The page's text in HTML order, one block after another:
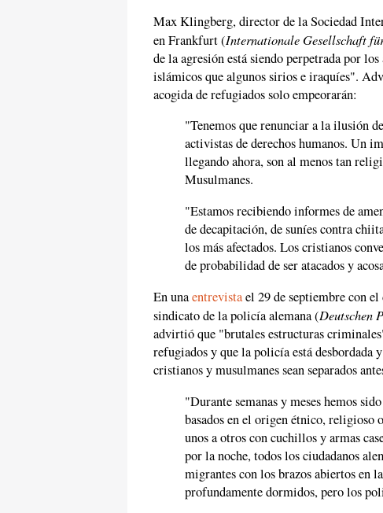
Max Klingberg, director de la Sociedad
en Frankfurt (Internationale Gesellschaft
de la agresión está siendo perpetrada por
islámicos que algunos sirios e iraquíes".
acogida de refugiados solo empeorarán:
"Tenemos que renunciar a la ilusión
activistas de derechos humanos. Un
llegando ahora, son al menos tan
Musulmanes.
"Estamos recibiendo informes de
de decapitación, de suníes contra
los más afectados. Los cristianos
de probabilidad de ser atacados y
En unaentrevistael 29 de septiembre con
sindicato de la policía alemana (Deutschen
advirtió que "brutales estructuras
refugiados y que la policía está desbordada
cristianos y musulmanes sean separados
"Durante semanas y meses hemos
basados en el origen étnico, religioso
unos a otros con cuchillos y armas
por la noche, todos los ciudadanos
migrantes con los brazos abiertos en
profundamente dormidos, pero los